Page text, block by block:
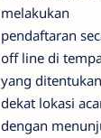
melakukan
pendaftaran
off line di
yang
dekat lokasi
dengan